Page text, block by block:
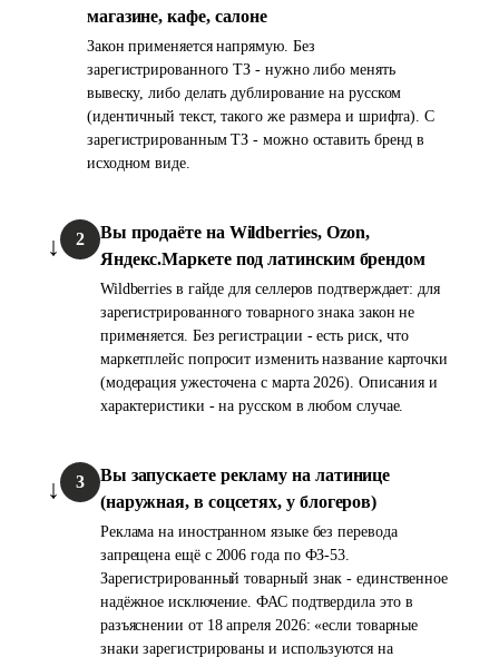
магазине, кафе, салоне
Закон применяется напрямую. Без
зарегистрированного ТЗ - нужно либо менять
вывеску, либо делать дублирование на русском
(идентичный текст, такого же размера и шрифта). С
зарегистрированным ТЗ - можно оставить бренд в
исходном виде.
2
Вы продаёте на Wildberries, Ozon,
Яндекс.Маркете под латинским брендом
Wildberries в гайде для селлеров подтверждает: для
зарегистрированного товарного знака закон не
применяется. Без регистрации - есть риск, что
маркетплейс попросит изменить название карточки
(модерация ужесточена с марта 2026). Описания и
характеристики - на русском в любом случае.
3
Вы запускаете рекламу на латинице
(наружная, в соцсетях, у блогеров)
Реклама на иностранном языке без перевода
запрещена ещё с 2006 года по ФЗ-53.
Зарегистрированный товарный знак - единственное
надёжное исключение. ФАС подтвердила это в
разъяснении от 18 апреля 2026: «если товарные
знаки зарегистрированы и используются на